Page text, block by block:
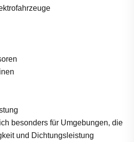
besonders für Umgebungen, die
und Dichtungsleistung